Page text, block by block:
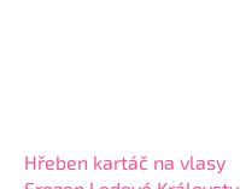
Hřeben kartáč na vlasy